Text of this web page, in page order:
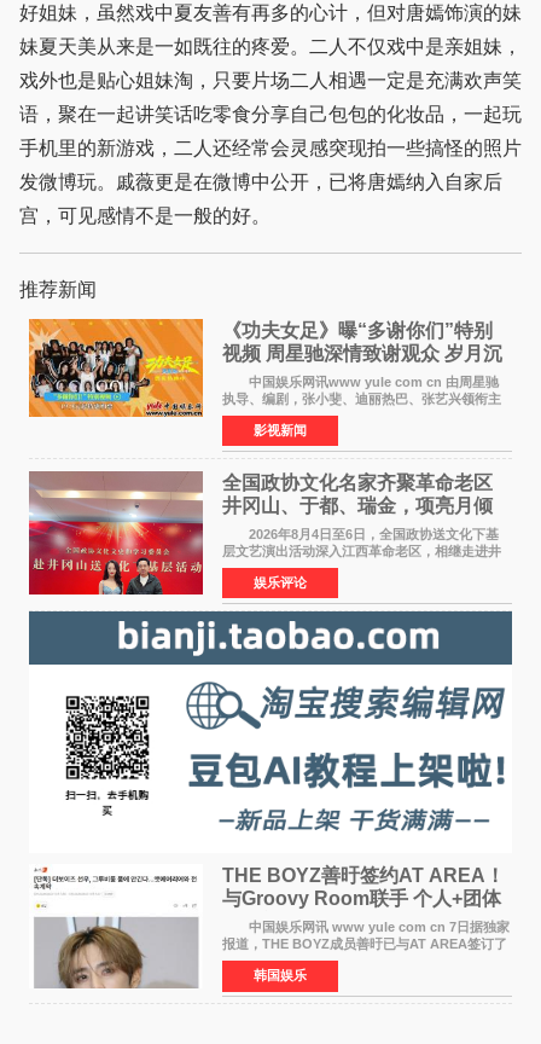
好姐妹，虽然戏中夏友善有再多的心计，但对唐嫣饰演的妹
妹夏天美从来是一如既往的疼爱。二人不仅戏中是亲姐妹，
戏外也是贴心姐妹淘，只要片场二人相遇一定是充满欢声笑
语，聚在一起讲笑话吃零食分享自己包包的化妆品，一起玩
手机里的新游戏，二人还经常会灵感突现拍一些搞怪的照片
发微博玩。戚薇更是在微博中公开，已将唐嫣纳入自家后
宫，可见感情不是一般的好。
推荐新闻
《功夫女足》曝“多谢你们”特别
视频 周星驰深情致谢观众 岁月沉
淀不灭初心
中国娱乐网讯www yule com cn 由周星驰
执导、编剧，张小斐、迪丽热巴、张艺兴领衔主
演，刘嘉玲、佐藤健特别出演，艾米、雪野、蔡
思贝、胡予安、倪好特别介绍的喜剧电影《功夫
女足》释出多谢你
影视新闻
全国政协文化名家齐聚革命老区
井冈山、于都、瑞金，项亮月倾
情献唱《桃花谣》致敬红色沃土
2026年8月4日至6日，全国政协送文化下基
层文艺演出活动深入江西革命老区，相继走进井
冈山、于都长征出发地、瑞金三地。由全国政协
文化文史和学习委员会副主任、甘肃省政协原主
席欧阳坚率团，一
娱乐评论
THE BOYZ善旴签约AT AREA！
与Groovy Room联手 个人+团体
活动并行
中国娱乐网讯 www yule com cn 7日据独家
报道，THE BOYZ成员善旴已与AT AREA签订了
专属合约。AT AREA是由知名制作人组合
Groovy Room创立的hip-hop厂牌，旗下拥有多
位实力派音乐人，在韩
韩国娱乐